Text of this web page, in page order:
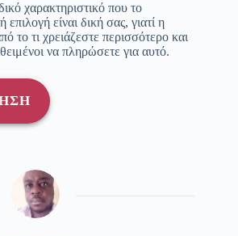
χαρακτηριστικό που το
επιλογή είναι δική σας, γιατί η
το τι χρειάζεστε περισσότερο και
να πληρώσετε για αυτό.